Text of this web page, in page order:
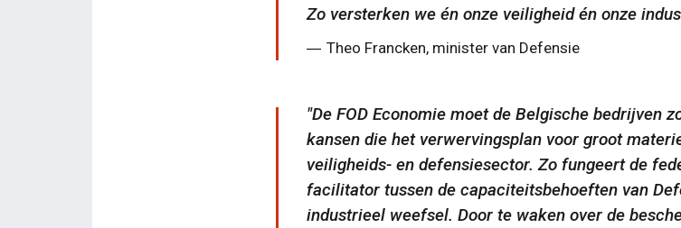
Zo versterken we én onze veiligheid én onze
Theo Francken, minister van Defensie
De FOD Economie moet de Belgische bedrijven
kansen die het verwervingsplan voor groot
veiligheids- en defensiesector. Zo fungeert de
facilitator tussen de capaciteitsbehoeften van
industrieel weefsel. Door te waken over de